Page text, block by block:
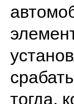
тогда,